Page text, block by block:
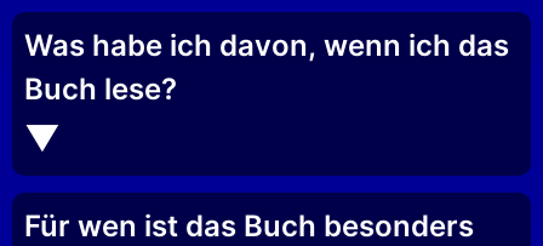
Was habe ich davon, wenn ich das
Buch lese?
Für wen ist das Buch besonders